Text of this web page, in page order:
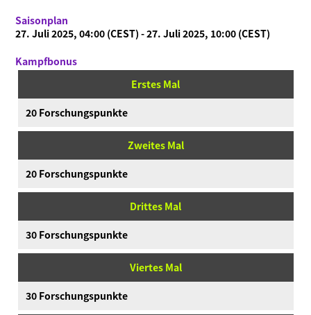
Saisonplan
27. Juli 2025, 04:00 (CEST) - 27. Juli 2025, 10:00 (CEST)
Kampfbonus
Erstes Mal
20 Forschungspunkte
Zweites Mal
20 Forschungspunkte
Drittes Mal
30 Forschungspunkte
Viertes Mal
30 Forschungspunkte